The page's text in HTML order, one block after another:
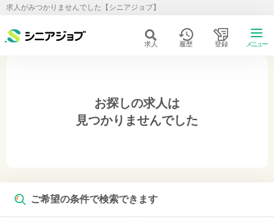
求人がみつかりませんでした【シニアジョブ】
求人 履歴 登録 メニュー
お探しの求人は
見つかりませんでした
ご希望の条件で検索できます